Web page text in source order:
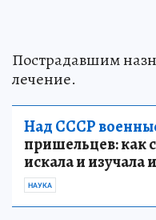
Пострадавшим
лечение.
Над СССР
пришельцев: как
искала и изучала
НАУКА